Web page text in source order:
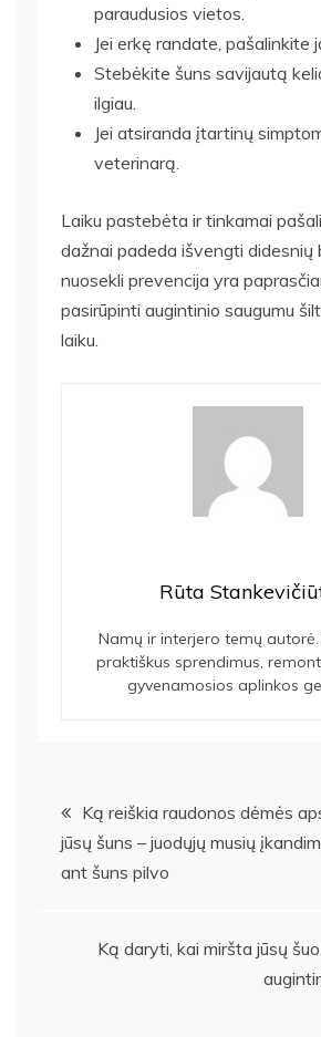
paraudusios vietos.
Jei erkę randate, pašalinkite
Stebėkite šuns savijautą
ilgiau.
Jei atsiranda įtartinų
veterinarą.
Laiku pastebėta ir tinkamai
dažnai padeda išvengti didesnių
nuosekli prevencija yra
pasirūpinti augintinio saugumu
laiku.
Rūta
Namų ir interjero temų
praktiškus sprendimus,
gyvenamosios aplinkos
Navigacija
tarp
Ką reiškia raudonos dėmės
jūsų šuns – juodųjų musių
ant šuns pilvo
Ką daryti, kai miršta jūsų